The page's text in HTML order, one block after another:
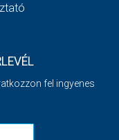
fel ingyenes